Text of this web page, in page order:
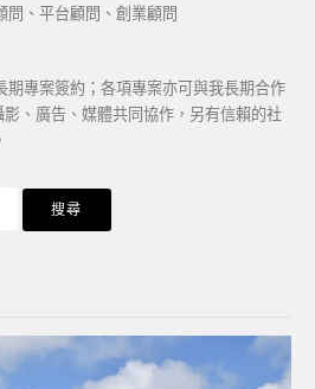
問、平台顧問、創業顧問
專案簽約；各項專案亦可與我長期合作
、廣告、媒體共同協作，另有信賴的社